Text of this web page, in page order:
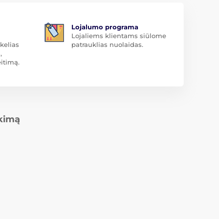
Lojalumo programa
Lojaliems klientams siūlome
patrauklias nuolaidas.